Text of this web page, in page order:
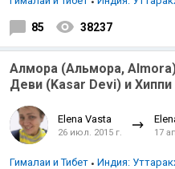
85 38237
Алмора (Альмора,
Деви (Kasar Devi) и
Elena Vasta
26 июл. 2015 г. 17
Гималаи и Тибет Индия: